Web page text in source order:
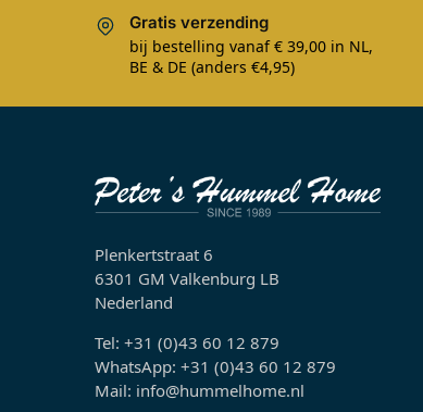
Gratis verzending
bij bestelling vanaf € 39,00 in NL,
BE & DE (anders €4,95)
Plenkertstraat 6
6301 GM Valkenburg LB
Nederland
Tel: +31 (0)43 60 12 879
WhatsApp: +31 (0)43 60 12 879
Mail: info@hummelhome.nl